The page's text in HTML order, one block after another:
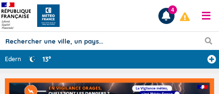
Prévisions
4
Edern 13°